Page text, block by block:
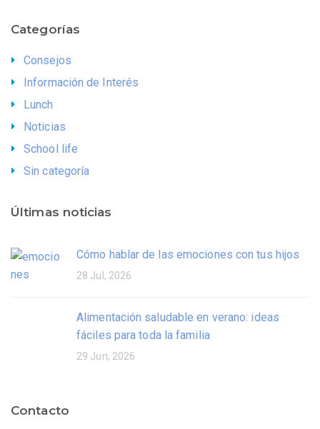
Categorías
Consejos
Información de Interés
Lunch
Noticias
School life
Sin categoría
Últimas noticias
Cómo hablar de las emociones con tus hijos
28 Jul, 2026
Alimentación saludable en verano: ideas
fáciles para toda la familia
29 Jun, 2026
Contacto